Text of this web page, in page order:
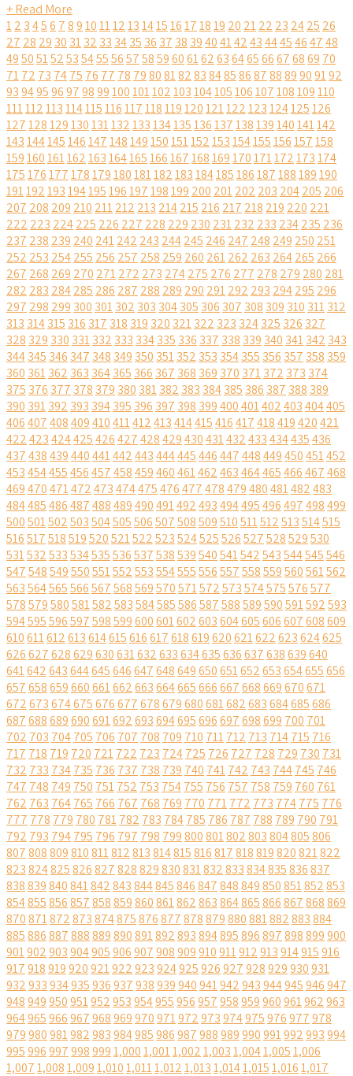
+ Read More
12 3456 78910111213141516171819 20 2122 23 2425 26
27 28 29 30 3132 33 3435 36 37 38 39404142434445464748
495051525354555657585960616263646566676869 70
7172 73 7475 76 77 78 7980818283848586878889909192
93949596979899100101102103104105106107108109110
111112113114115116117118119120121122123124125126
127128129130131132133134135136137138139140141142
143144145146147148149150151152153154155156157158
159160161162163164165166167168169170171172173174
175176177178179180181182183184185186187188189190
191192193194195196197198199 200 201202 203 204205 206
207 208 209 210 211212 213 214215 216 217 218 219 220 221
222 223 224225 226 227 228 229 230 231232 233 234235 236
237 238 239 240 241242 243 244245 246 247 248 249 250 251
252 253 254255 256 257 258 259 260 261262 263 264265 266
267 268 269 270 271272 273 274275 276 277 278 279 280 281
282 283 284285 286 287 288 289 290 291292 293 294295 296
297 298 299 300 301302 303 304305 306 307 308 309 310 311312
313 314315 316 317 318 319 320 321322 323 324325 326 327
328 329 330 331332 333 334335 336 337 338 339 340 341342 343
344345 346 347 348 349 350 351352 353 354355 356 357 358 359
360 361362 363 364365 366 367 368 369 370 371372 373 374
375 376 377 378 379 380 381382 383 384385 386 387 388 389
390 391392 393 394395 396 397 398 399400401402403404405
406407408409410411412413414415416417418419420421
422423424425426427428429430431432433434435436
437438439440441442443444445446447448449450451452
453454455456457458459460461462463464465466467468
469470471472473474475476477478479480481482483
484485486487488489490491492493494495496497498499
500501502503504505506507508509510511512513514515
516517518519520521522523524525526527528529530
531532533534535536537538539540541542543544545546
547548549550551552553554555556557558559560561562
563564565566567568569570571572573574575576577
578579580581582583584585586587588589590591592593
594595596597598599600601602603604605606607608609
610611612613614615616617618619620621622623624625
626627628629630631632633634635636637638639640
641642643644645646647648649650651652653654655656
657658659660661662663664665666667668669670671
672673674675676677678679680681682683684685686
687688689690691692693694695696697698699 700 701
702 703 704705 706 707 708 709 710 711712 713 714715 716
717 718 719 720 721722 723 724725 726 727 728 729 730 731
732 733 734735 736 737 738 739 740 741742 743 744745 746
747 748 749 750 751752 753 754755 756 757 758 759 760 761
762 763 764765 766 767 768 769 770 771772 773 774775 776
777 778 779 780 781782 783 784785 786 787 788 789 790 791
792 793 794795 796 797 798 799800801802803804805806
807808809810811812813814815816817818819820821822
823824825826827828829830831832833834835836837
838839840841842843844845846847848849850851852853
854855856857858859860861862863864865866867868869
870871872873874875876877878879880881882883884
885886887888889890891892893894895896897898899900
901902903904905906907908909910911912913914915916
917918919920921922923924925926927928929930931
932933934935936937938939940941942943944945946947
948949950951952953954955956957958959960961962963
964965966967968969970971972973974975976977978
979980981982983984985986987988989990991992993994
9959969979989991,0001,0011,0021,0031,0041,0051,006
1,0071,0081,0091,0101,0111,0121,0131,0141,0151,0161,017